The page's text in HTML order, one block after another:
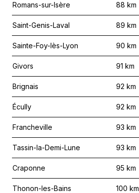
Romans-sur-Isère 88 km
Saint-Genis-Laval 89 km
Sainte-Foy-lès-Lyon 90 km
Givors 91 km
Brignais 92 km
Écully 92 km
Francheville 93 km
Tassin-la-Demi-Lune 93 km
Craponne 95 km
Thonon-les-Bains 100 km